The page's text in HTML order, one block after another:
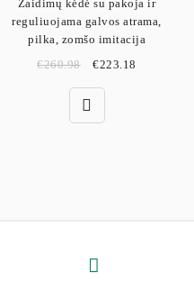
Žaidimų kėdė su pakoja ir
reguliuojama galvos atrama,
pilka, zomšo imitacija
€260.98 €223.18